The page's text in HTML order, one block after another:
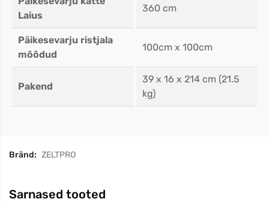
Laius
360 cm
Päikesevarju ristjala
mõõdud
100cm x 100cm
Pakend
39 x 16 x 214 cm (21.5
kg)
Bränd: ZELTPRO
Sarnased tooted